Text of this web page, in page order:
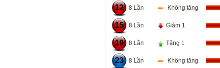
12 8 Lần Không tăng
15 8 Lần Giảm 1
19 8 Lần Tăng 1
23 8 Lần Không tăng